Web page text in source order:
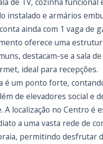
instalado e armários
ainda com 1 vaga de
oferece uma
destacam-se a sala
ideal para recepções.
é um ponto forte,
de elevadores social e
A localização no Centro
a uma vasta rede de
permitindo desfrutar